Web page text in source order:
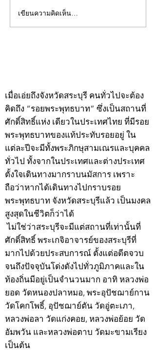
คอลัมน์"จับชีพจรวงการ
พระ"ประจำพุธที่ 29
เขียนความคิดเห็น…
เมื่อเอ่ยถึงจังหวัดสระบุรี คนทั่วไปจะต้อง
คิดถึง “รอยพระพุทธบาท” ซึ่งเป็นสถานที่
ศักดิ์สิทธิ์แห่ง เดียวในประเทศไทย ที่มีรอย
พระพุทธบาทของแท้ประทับรอยอยู่ ใน
แต่ละปีจะมีทั้งพระภิกษุสามเณรและบุคคล
ทั่วไป ทั้งจากในประเทศและต่างประเทศ
ตั้งใจเดินทางมากราบนมัสการ เพราะ
ถือว่าหากได้เดินทางไปกราบรอย
พระพุทธบาท จังหวัดสระบุรีแล้ว เป็นมงคล
สูงสุดในชีวิตก็ว่าได้
ไม่ใช่ว่าสระบุรีจะมีแต่สถานที่เท่านั้นที่
ศักดิ์สิทธิ์ พระเกจิอาจารย์ของสระบุรีที่
มากไปด้วยประสบการณ์ ตั้งแต่อดีตจวบ
จนถึงปัจจุบันโด่งดังไปทั่วภูมิภาคและใน
ท้องถิ่นมีอยู่เป็นจำนวนมาก อาทิ หลวงพ่อ
ยอด วัดหนองปลาหมอ, พระอุปัชฌาย์กาน
วัดโคกโพธิ์, อุปัชฌาย์ตัน วัดอู่ตะเภา,
หลวงพ่อลา วัดแก่งคอย, หลวงพ่อย้อย วัด
อัมพวัน และหลวงพ่อตาบ วัดมะขามเรียง
เป็นต้น